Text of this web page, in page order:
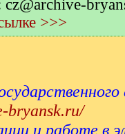
cz@archive-
>>>
bryansk.ru/
и работе в